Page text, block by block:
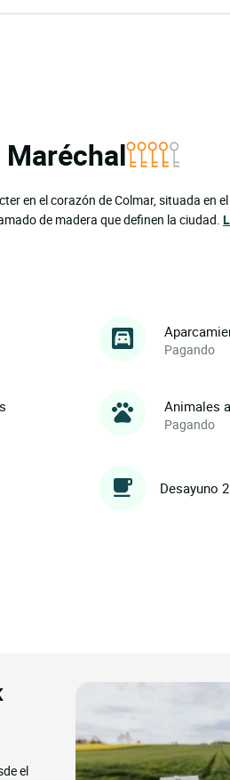
en el corazón de Colmar, situada en
de madera que definen la ciudad.
Pagando
Animales
Pagando
Desayuno
el